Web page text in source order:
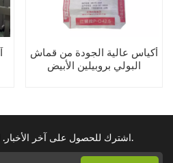
أكياس عالية الجودة من قماش
البولي بروبيلين الأبيض
اشترك للحصول على آخر الأخبار. ابقَ على اطلاع بأحدث التوجهات.